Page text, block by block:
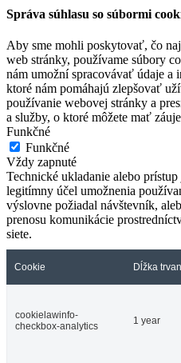
Správa súhlasu so súbormi
Aby sme mohli poskytovať, čo
web stránky, používame súbory
nám umožní spracovávať údaje a
ktoré nám pomáhajú zlepšovať
používanie webovej stránky a
a služby, o ktoré môžete mať
Funkčné
Funkčné
Vždy zapnuté
Technické ukladanie alebo
legitímny účel umožnenia
výslovne požiadal návštevník,
prenosu komunikácie
siete.
Cookie Dĺžka
cookielawinfo-
checkbox-analytics
1 year